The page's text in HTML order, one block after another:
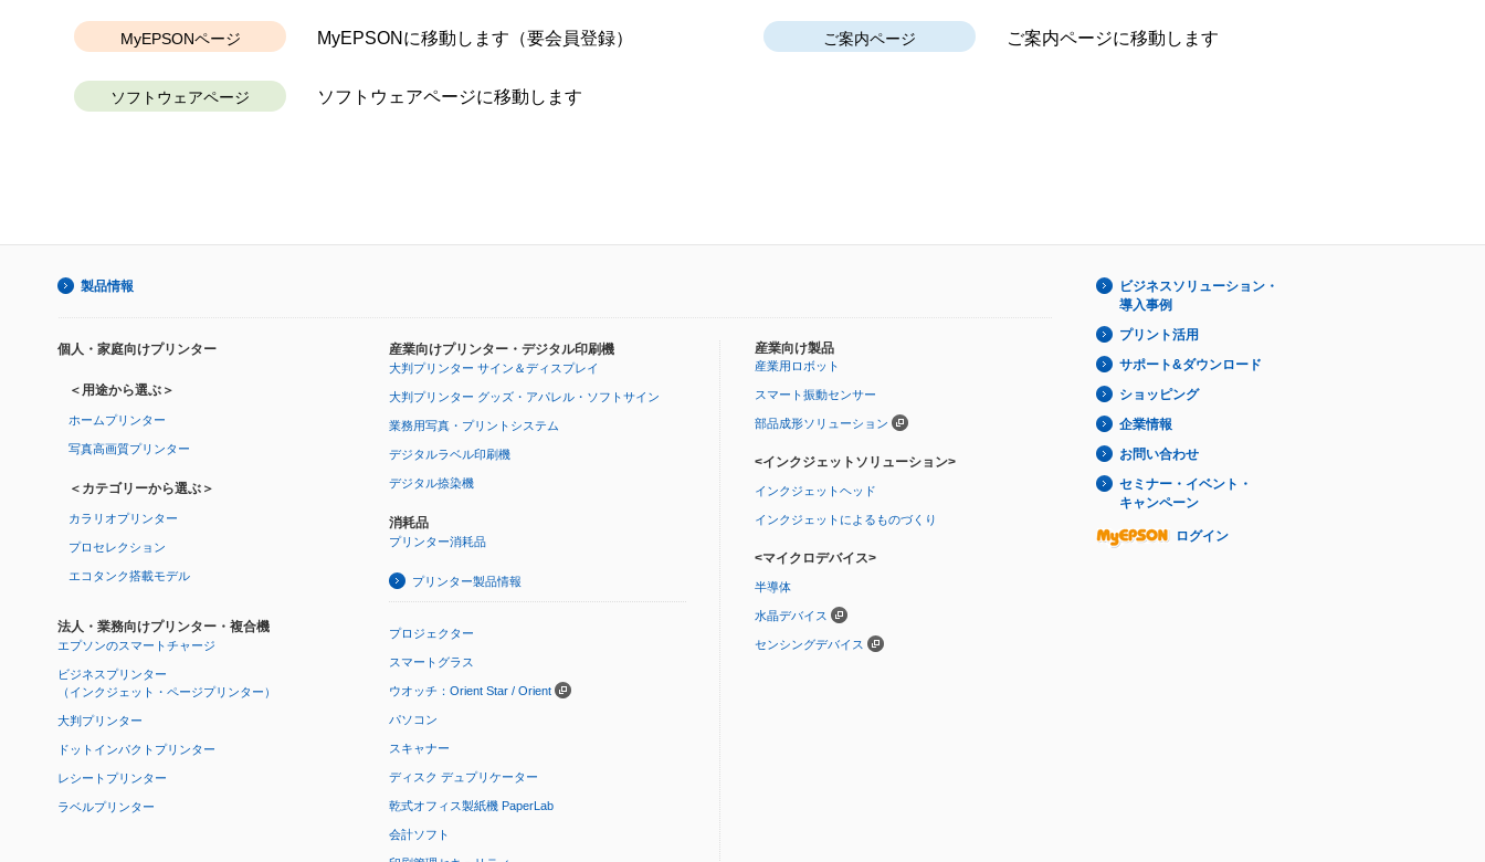
MyEPSONページ MyEPSONに移動します （要会員登録） ご案内ページ ご案内ページに移動します
ソフトウェアページ ソフトウェアページに移動します
製品情報
個人・家庭向けプリンター
＜用途から選ぶ＞
ホームプリンター
写真高画質プリンター
＜カテゴリーから選ぶ＞
カラリオプリンター
プロセレクション
エコタンク搭載モデル
法人・業務向けプリンター・複合機
エプソンのスマートチャージ
ビジネスプリンター
（インクジェット・ページプリンター）
大判プリンター
ドットインパクトプリンター
レシートプリンター
ラベルプリンター
産業向けプリンター・デジタル印刷機
大判プリンター サイン＆ディスプレイ
大判プリンター グッズ・アパレル・ソフトサイン
業務用写真・プリントシステム
デジタルラベル印刷機
デジタル捺染機
消耗品
プリンター消耗品
プリンター製品情報
プロジェクター
スマートグラス
ウオッチ：Orient Star / Orient
パソコン
スキャナー
ディスク デュプリケーター
乾式オフィス製紙機 PaperLab
会計ソフト
産業向け製品
産業用ロボット
スマート振動センサー
部品成形ソリューション
<インクジェットソリューション>
インクジェットヘッド
インクジェットによるものづくり
<マイクロデバイス>
半導体
水晶デバイス
センシングデバイス
ビジネスソリューション・
導入事例
プリント活用
サポート&ダウンロード
ショッピング
企業情報
お問い合わせ
セミナー・イベント・
キャンペーン
ログイン